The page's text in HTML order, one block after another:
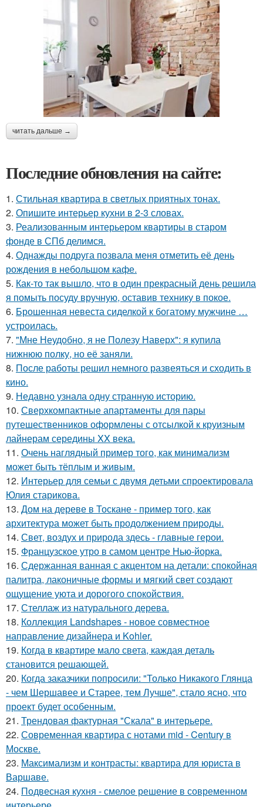
читать дальше →
Последние обновления на сайте:
1. Стильная квартира в светлых приятных тонах.
2. Опишите интерьер кухни в 2-3 словах.
3. Реализованным интерьером квартиры в старом
фонде в СПб делимся.
4. Однажды подруга позвала меня отметить её день
рождения в небольшом кафе.
5. Как-то так вышло, что в один прекрасный день решила
я помыть посуду вручную, оставив технику в покое.
6. Брошенная невеста сиделкой к богатому мужчине …
устроилась.
7. "Мне Неудобно, я не Полезу Наверх": я купила
нижнюю полку, но её заняли.
8. После работы решил немного развеяться и сходить в
кино.
9. Недавно узнала одну странную историю.
10. Сверхкомпактные апартаменты для пары
путешественников оформлены с отсылкой к круизным
лайнерам середины XX века.
11. Очень наглядный пример того, как минимализм
может быть тёплым и живым.
12. Интерьер для семьи с двумя детьми спроектировала
Юлия старикова.
13. Дом на дереве в Тоскане - пример того, как
архитектура может быть продолжением природы.
14. Свет, воздух и природа здесь - главные герои.
15. Французское утро в самом центре Нью-йорка.
16. Сдержанная ванная с акцентом на детали: спокойная
палитра, лаконичные формы и мягкий свет создают
ощущение уюта и дорогого спокойствия.
17. Стеллаж из натурального дерева.
18. Коллекция Landshapes - новое совместное
направление дизайнера и Kohler.
19. Когда в квартире мало света, каждая деталь
становится решающей.
20. Когда заказчики попросили: "Только Никакого Глянца
- чем Шершавее и Старее, тем Лучше", стало ясно, что
проект будет особенным.
21. Трендовая фактурная "Скала" в интерьере.
22. Современная квартира с нотами mid - Century в
Москве.
23. Максимализм и контрасты: квартира для юриста в
Варшаве.
24. Подвесная кухня - смелое решение в современном